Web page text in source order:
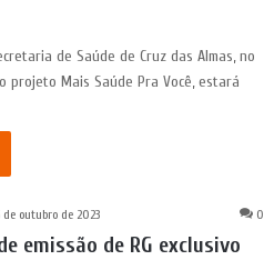
de Saúde de Cruz das Almas, no
projeto Mais Saúde Pra Você, estará
de outubro de 2023 0
emissão de RG exclusivo